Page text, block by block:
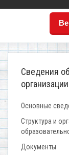
Сведения
организации
Основные
Структура и
Документы